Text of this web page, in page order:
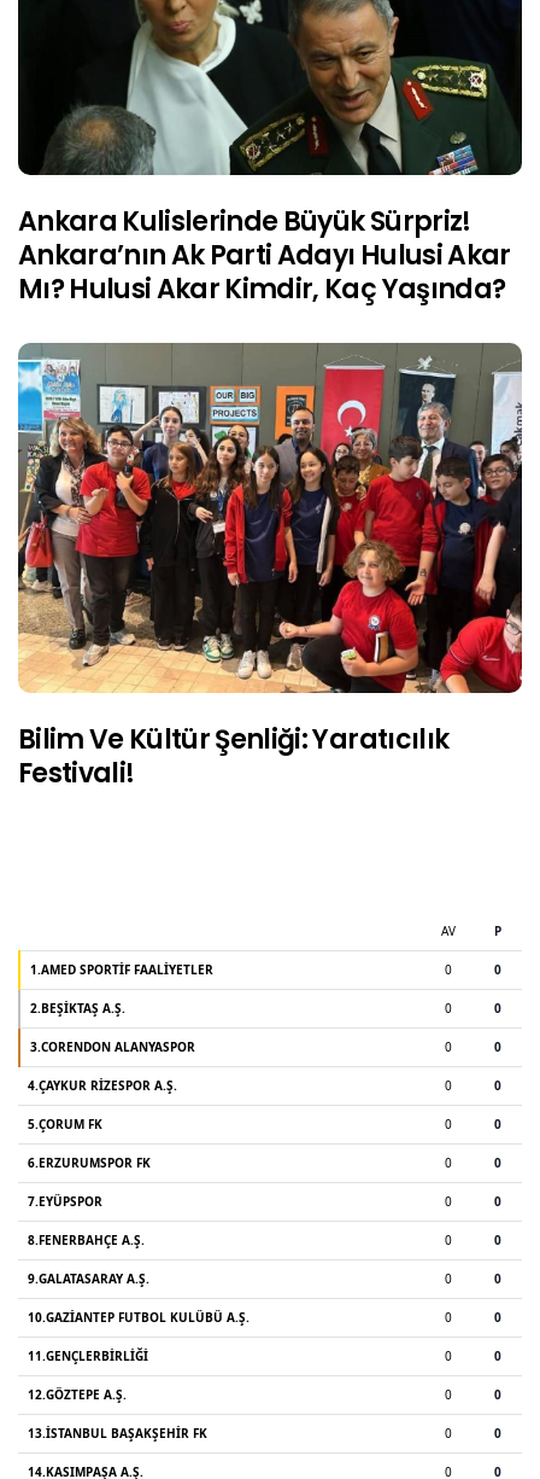
Ankara Kulislerinde Büyük Sürpriz!
Ankara’nın Ak Parti Adayı Hulusi Akar
Mı? Hulusi Akar Kimdir, Kaç Yaşında?
Bilim Ve Kültür Şenliği: Yaratıcılık
Festivali!